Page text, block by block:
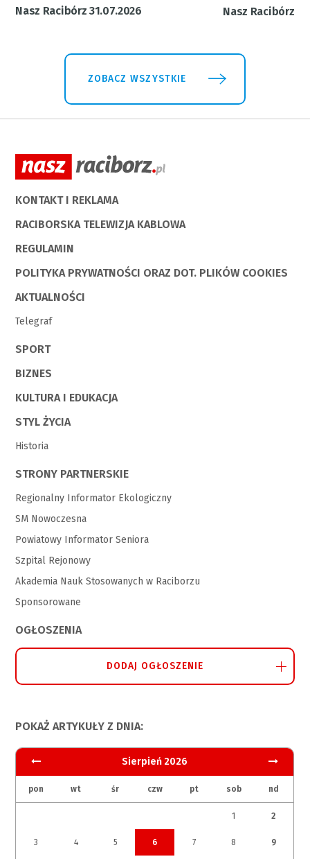
Nasz Racibórz 31.07.2026 Nasz Racibórz
ZOBACZ WSZYSTKIE
KONTAKT I REKLAMA
RACIBORSKA TELEWIZJA KABLOWA
REGULAMIN
POLITYKA PRYWATNOŚCI ORAZ DOT. PLIKÓW COOKIES
AKTUALNOŚCI
Telegraf
SPORT
BIZNES
KULTURA I EDUKACJA
STYL ŻYCIA
Historia
STRONY PARTNERSKIE
Regionalny Informator Ekologiczny
SM Nowoczesna
Powiatowy Informator Seniora
Szpital Rejonowy
Akademia Nauk Stosowanych w Raciborzu
Sponsorowane
OGŁOSZENIA
DODAJ OGŁOSZENIE
POKAŻ ARTYKUŁY Z DNIA:
Sierpień 2026
pon wt śr czw pt sob nd
1 2
3 4 5 6 7 8 9